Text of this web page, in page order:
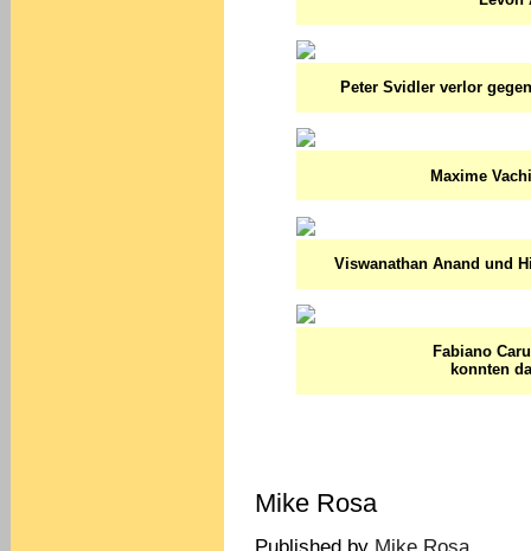
Peter Svidler verlor
Maxime
Viswanathan Anand und
Fabiano
konnten
Mike Rosa
Published by Mike Rosa